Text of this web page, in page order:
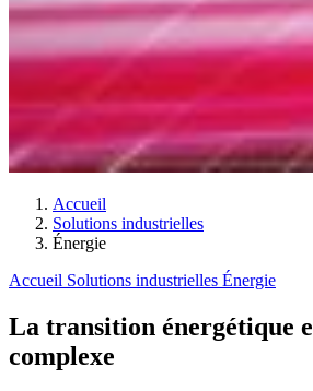
Accueil
Solutions industrielles
Énergie
Accueil Solutions industrielles Énergie
La transition énergétique
complexe